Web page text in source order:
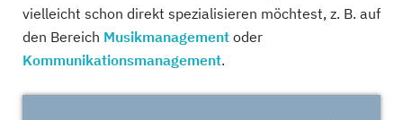
vielleicht schon direkt spezialisieren möchtest, z. B. auf
den Bereich Musikmanagement oder
Kommunikationsmanagement.